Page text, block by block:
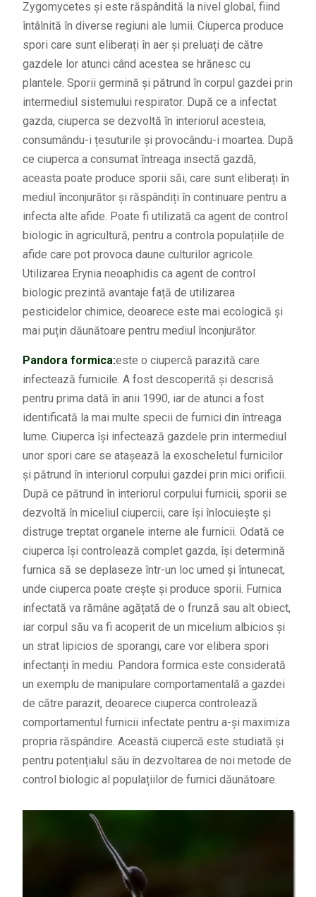
Zygomycetes și este răspândită la nivel global, fiind
întâlnită în diverse regiuni ale lumii. Ciuperca produce
spori care sunt eliberați în aer și preluați de către
gazdele lor atunci când acestea se hrănesc cu
plantele. Sporii germină și pătrund în corpul gazdei prin
intermediul sistemului respirator. După ce a infectat
gazda, ciuperca se dezvoltă în interiorul acesteia,
consumându-i țesuturile și provocându-i moartea. După
ce ciuperca a consumat întreaga insectă gazdă,
aceasta poate produce sporii săi, care sunt eliberați în
mediul înconjurător și răspândiți în continuare pentru a
infecta alte afide. Poate fi utilizată ca agent de control
biologic în agricultură, pentru a controla populațiile de
afide care pot provoca daune culturilor agricole.
Utilizarea Erynia neoaphidis ca agent de control
biologic prezintă avantaje față de utilizarea
pesticidelor chimice, deoarece este mai ecologică și
mai puțin dăunătoare pentru mediul înconjurător.
Pandora formica:este o ciupercă parazită care
infectează furnicile. A fost descoperită și descrisă
pentru prima dată în anii 1990, iar de atunci a fost
identificată la mai multe specii de furnici din întreaga
lume. Ciuperca își infectează gazdele prin intermediul
unor spori care se atașează la exoscheletul furnicilor
și pătrund în interiorul corpului gazdei prin mici orificii.
După ce pătrund în interiorul corpului furnicii, sporii se
dezvoltă în miceliul ciupercii, care își înlocuiește și
distruge treptat organele interne ale furnicii. Odată ce
ciuperca își controlează complet gazda, își determină
furnica să se deplaseze într-un loc umed și întunecat,
unde ciuperca poate crește și produce sporii. Furnica
infectată va rămâne agățată de o frunză sau alt obiect,
iar corpul său va fi acoperit de un micelium albicios și
un strat lipicios de sporangi, care vor elibera spori
infectanți în mediu. Pandora formica este considerată
un exemplu de manipulare comportamentală a gazdei
de către parazit, deoarece ciuperca controlează
comportamentul furnicii infectate pentru a-și maximiza
propria răspândire. Această ciupercă este studiată și
pentru potențialul său în dezvoltarea de noi metode de
control biologic al populațiilor de furnici dăunătoare.